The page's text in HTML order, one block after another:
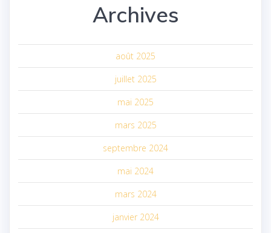
Archives
août 2025
juillet 2025
mai 2025
mars 2025
septembre 2024
mai 2024
mars 2024
janvier 2024